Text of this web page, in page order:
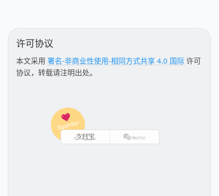
许可协议
本文采用 署名-非商业性使用-相同方式共享 4.0 国际 许可
协议，转载请注明出处。